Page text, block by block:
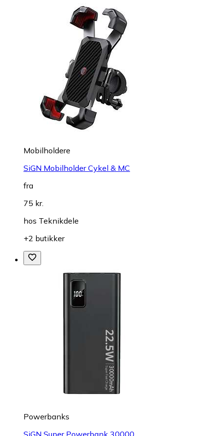
Mobilholdere
SiGN Mobilholder Cykel & MC
fra
75 kr.
hos Teknikdele
+2 butikker
Powerbanks